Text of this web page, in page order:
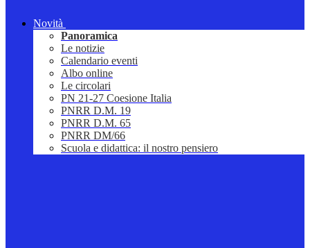
Novità
Panoramica
Le notizie
Calendario eventi
Albo online
Le circolari
PN 21-27 Coesione Italia
PNRR D.M. 19
PNRR D.M. 65
PNRR DM/66
Scuola e didattica: il nostro pensiero